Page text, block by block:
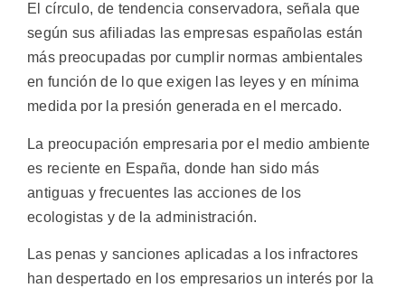
El círculo, de tendencia conservadora, señala que
según sus afiliadas las empresas españolas están
más preocupadas por cumplir normas ambientales
en función de lo que exigen las leyes y en mínima
medida por la presión generada en el mercado.
La preocupación empresaria por el medio ambiente
es reciente en España, donde han sido más
antiguas y frecuentes las acciones de los
ecologistas y de la administración.
Las penas y sanciones aplicadas a los infractores
han despertado en los empresarios un interés por la